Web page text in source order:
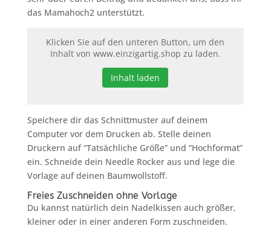
das Mamahoch2 unterstützt.
Klicken Sie auf den unteren Button, um den
Inhalt von www.einzigartig.shop zu laden.
Inhalt laden
Speichere dir das Schnittmuster auf deinem
Computer vor dem Drucken ab. Stelle deinen
Druckern auf “Tatsächliche Größe” und “Hochformat”
ein. Schneide dein Needle Rocker aus und lege die
Vorlage auf deinen Baumwollstoff.
Freies Zuschneiden ohne Vorlage
Du kannst natürlich dein Nadelkissen auch größer,
kleiner oder in einer anderen Form zuschneiden.